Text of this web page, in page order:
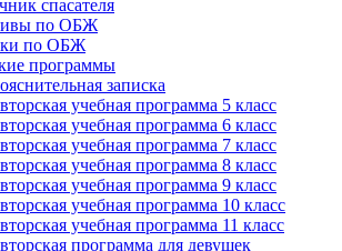
спасателя
по ОБЖ
по ОБЖ
программы
записка
учебная программа 5 класс
учебная программа 6 класс
учебная программа 7 класс
учебная программа 8 класс
учебная программа 9 класс
учебная программа 10 класс
учебная программа 11 класс
программа для девушек